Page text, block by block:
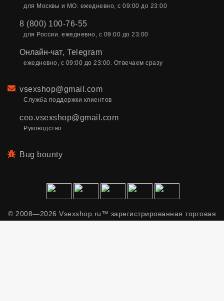
для Москвы и МО. ежедневно, с 09:00 до 23:00
8 (800) 100-76-55
для России. ежедневно, с 09:00 до 23:00
Онлайн-чат, Telegram
ежедневно, с 09:00 до 23:00. Отвечаем сразу
Email
vsexshop@gmail.com
Служба поддержки клиентов
ceo.vsexshop@gmail.com
Руководство
Bug bounty
© 2008—2026 Vsexshop.ru™ зарегистрированная торговая